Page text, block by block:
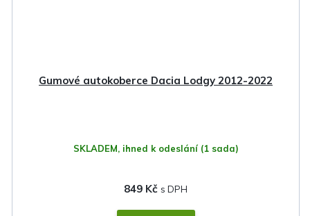
Gumové autokoberce Dacia Lodgy 2012-2022
SKLADEM, ihned k odeslání (1 sada)
849 Kč